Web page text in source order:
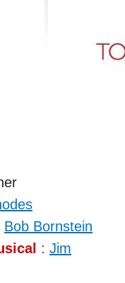
Bob Bornstein
: Jim